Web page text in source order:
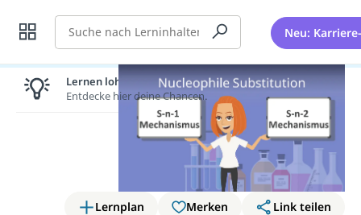
Suche Neu:
Lernplan Merken
Link teilen
Lernen lohnt sich!
Entdecke hier deine Chancen.